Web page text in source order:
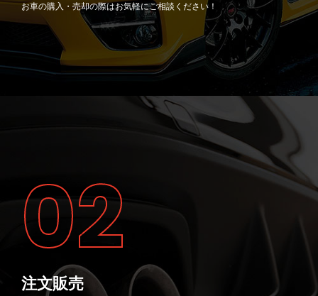
お車の購入・売却の際はお気軽にご相談ください！
02
注文販売